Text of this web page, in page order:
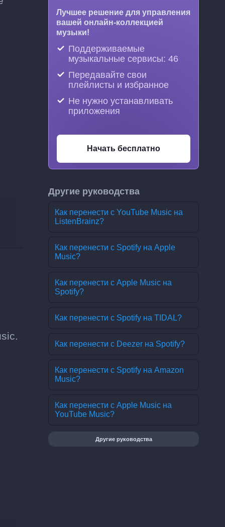
Лучшее решение для управления
вашей онлайн-коллекцией
музыки!
Поддерживаемые
музыкальные сервисы: 46
Передавайте свои
плейлисты и избранное
Не нужно устанавливать
приложения
Начать бесплатно
Другие руководства
Как перенести с YouTube Music на
ListenBrainz?
Как перенести с Spotify на Apple
Music?
Как перенести с Apple Music на
Spotify?
Как перенести с Spotify на TIDAL?
Как перенести с Deezer на Spotify?
Как перенести с Spotify на Amazon
Music?
Как перенести с Apple Music на
YouTube Music?
Другие руководства